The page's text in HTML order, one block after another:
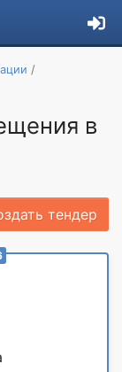
в
тендер